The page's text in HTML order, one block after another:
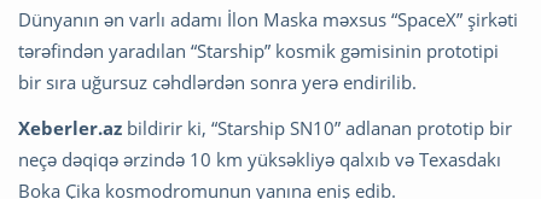
Dünyanın ən varlı adamı İlon Maska məxsus “SpaceX” şirkəti
tərəfindən yaradılan “Starship” kosmik gəmisinin prototipi
bir sıra uğursuz cəhdlərdən sonra yerə endirilib.
Xeberler.az bildirir ki, “Starship SN10” adlanan prototip bir
neçə dəqiqə ərzində 10 km yüksəkliyə qalxıb və Texasdakı
Boka Çika kosmodromunun yanına eniş edib.